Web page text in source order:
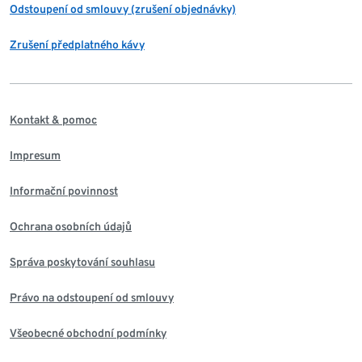
Odstoupení od smlouvy (zrušení objednávky)
Zrušení předplatného kávy
Kontakt & pomoc
Impresum
Informační povinnost
Ochrana osobních údajů
Správa poskytování souhlasu
Právo na odstoupení od smlouvy
Všeobecné obchodní podmínky